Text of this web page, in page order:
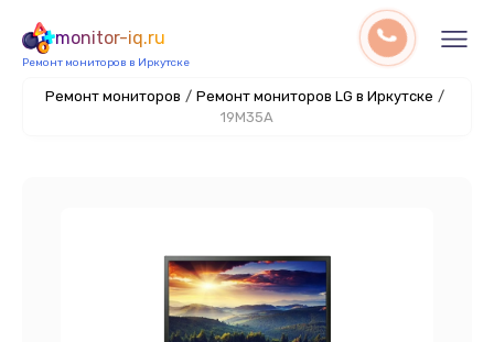
monitor-iq.ru
Ремонт мониторов в Иркутске
Ремонт мониторов / Ремонт мониторов LG в Иркутске /
19M35A